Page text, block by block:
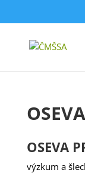
OSEVA
výzkum a